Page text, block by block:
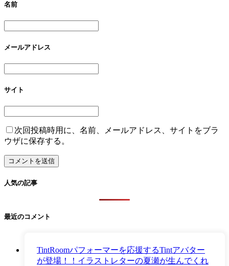
名前
メールアドレス
サイト
次回投稿時用に、名前、メールアドレス、サイトをブラ
ウザに保存する。
人気の記事
最近のコメント
TintRoomパフォーマーを応援するTintアバター
が登場！！イラストレターの夏瀬が生んでくれ